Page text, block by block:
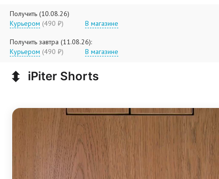
Получить (10.08.26)
Курьером (490 ₽) В магазине
Получить завтра (11.08.26):
Курьером (490 ₽) В магазине
⬍ iPiter Shorts